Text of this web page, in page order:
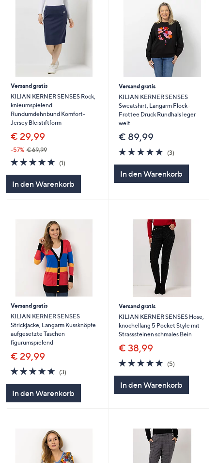
Versand gratis
KILIAN KERNER SENSES Rock,
knieumspielend
Rundumdehnbund Komfort-
Jersey Bleistiftform
€ 29,99
-57% € 69,99
5.0
von
5
(1)
In den Warenkorb
Versand gratis
KILIAN KERNER SENSES
Sweatshirt, Langarm Flock-
Frottee Druck Rundhals leger
weit
€ 89,99
5.0
von
5
(3)
In den Warenkorb
Versand gratis
KILIAN KERNER SENSES
Strickjacke, Langarm Kussknöpfe
aufgesetzte Taschen
figurumspielend
€ 29,99
5.0
von
(3)
In den Warenkorb
Versand gratis
KILIAN KERNER SENSES Hose,
knöchellang 5 Pocket Style mit
Strasssteinen schmales Bein
€ 38,99
5.0
von
5
(5)
In den Warenkorb